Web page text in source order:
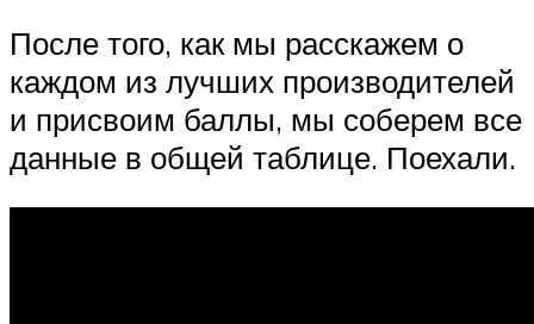
После того, как мы расскажем о
каждом из лучших производителей
и присвоим баллы, мы соберем все
данные в общей таблице. Поехали.